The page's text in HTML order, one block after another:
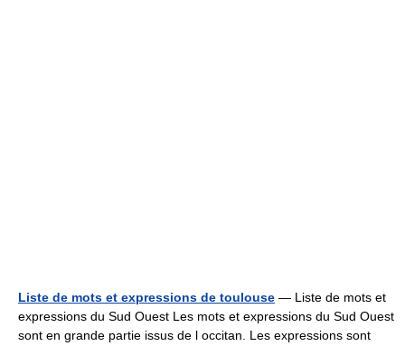
Liste de mots et expressions de toulouse — Liste de mots et
expressions du Sud Ouest Les mots et expressions du Sud Ouest
sont en grande partie issus de l occitan. Les expressions sont